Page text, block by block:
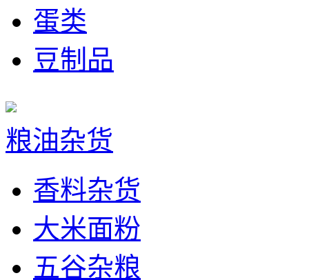
蛋类
豆制品
粮油杂货
香料杂货
大米面粉
五谷杂粮